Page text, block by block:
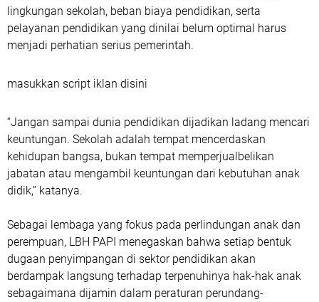
lingkungan sekolah, beban biaya pendidikan, serta
pelayanan pendidikan yang dinilai belum optimal harus
menjadi perhatian serius pemerintah.
masukkan script iklan disini
“Jangan sampai dunia pendidikan dijadikan ladang mencari
keuntungan. Sekolah adalah tempat mencerdaskan
kehidupan bangsa, bukan tempat memperjualbelikan
jabatan atau mengambil keuntungan dari kebutuhan anak
didik,” katanya.
Sebagai lembaga yang fokus pada perlindungan anak dan
perempuan, LBH PAPI menegaskan bahwa setiap bentuk
dugaan penyimpangan di sektor pendidikan akan
berdampak langsung terhadap terpenuhinya hak-hak anak
sebagaimana dijamin dalam peraturan perundang-